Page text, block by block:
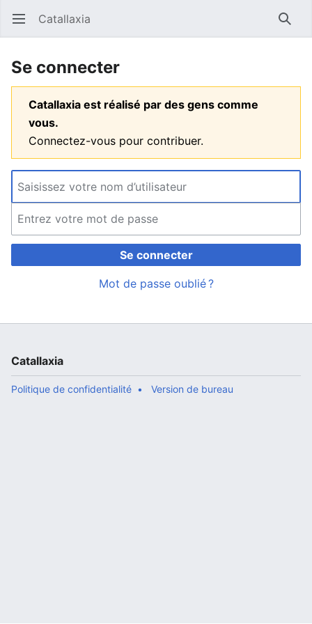
Ouvrir le menu principal Catallaxia
Se connecter
Catallaxia est réalisé par des gens comme
vous.
Connectez-vous pour contribuer.
Se connecter
Mot de passe oublié ?
Catallaxia
Politique de confidentialité Version de bureau